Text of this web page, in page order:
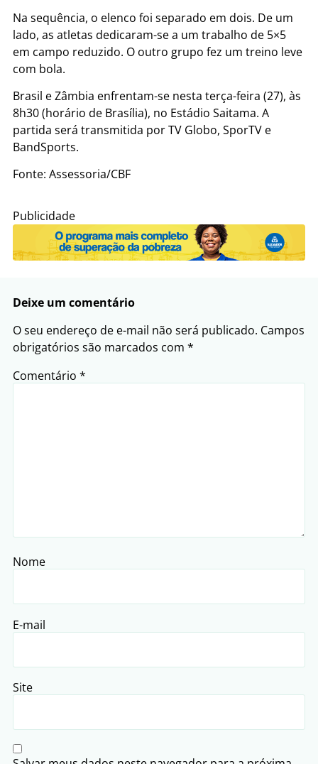
Na sequência, o elenco foi separado em dois. De um
lado, as atletas dedicaram-se a um trabalho de 5×5
em campo reduzido. O outro grupo fez um treino leve
com bola.
Brasil e Zâmbia enfrentam-se nesta terça-feira (27), às
8h30 (horário de Brasília), no Estádio Saitama. A
partida será transmitida por TV Globo, SporTV e
BandSports.
Fonte: Assessoria/CBF
Publicidade
Deixe um comentário
O seu endereço de e-mail não será publicado. Campos
obrigatórios são marcados com *
Comentário *
Nome
E-mail
Site